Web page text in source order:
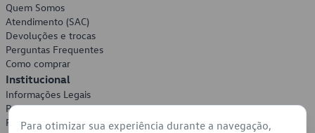
Quem Somos
Atendimento (SAC)
Devoluções e trocas
Perguntas Frequentes
Como comprar
Institucional
Informações Legais
Política de Privacidade
Política de Cookies
Para otimizar sua experiência durante a navegação,